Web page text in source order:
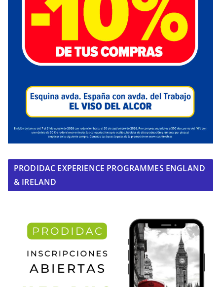
PRODIDAC EXPERIENCE PROGRAMMES ENGLAND
& IRELAND